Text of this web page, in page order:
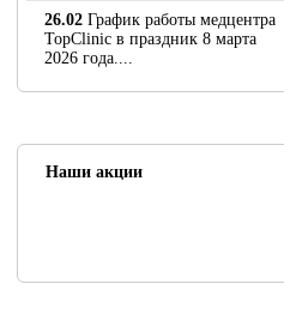
26.02 График работы медцентра
TopClinic в праздник 8 марта
2026 года....
Наши акции